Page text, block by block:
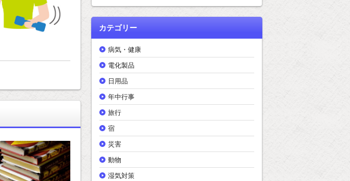
カテゴリー
病気・健康
電化製品
日用品
年中行事
旅行
宿
災害
動物
湿気対策